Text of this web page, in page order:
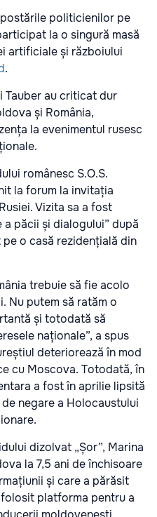
politicienilor pe
la o singură masă
artificiale și războiului
.
Tauber au criticat dur
și România,
la evenimentul rusesc
românesc S.O.S.
la forum la invitația
Vizita sa a fost
a păcii și dialogului” după
o casă rezidențială din
trebuie să fie acolo
Nu putem să ratăm o
și totodată să
naționale”, a spus
deteriorează în mod
cu Moscova. Totodată, în
a fost în aprilie lipsită
negare a Holocaustului
dizolvat „Șor”, Marina
la 7,5 ani de închisoare
și care a părăsit
platforma pentru a